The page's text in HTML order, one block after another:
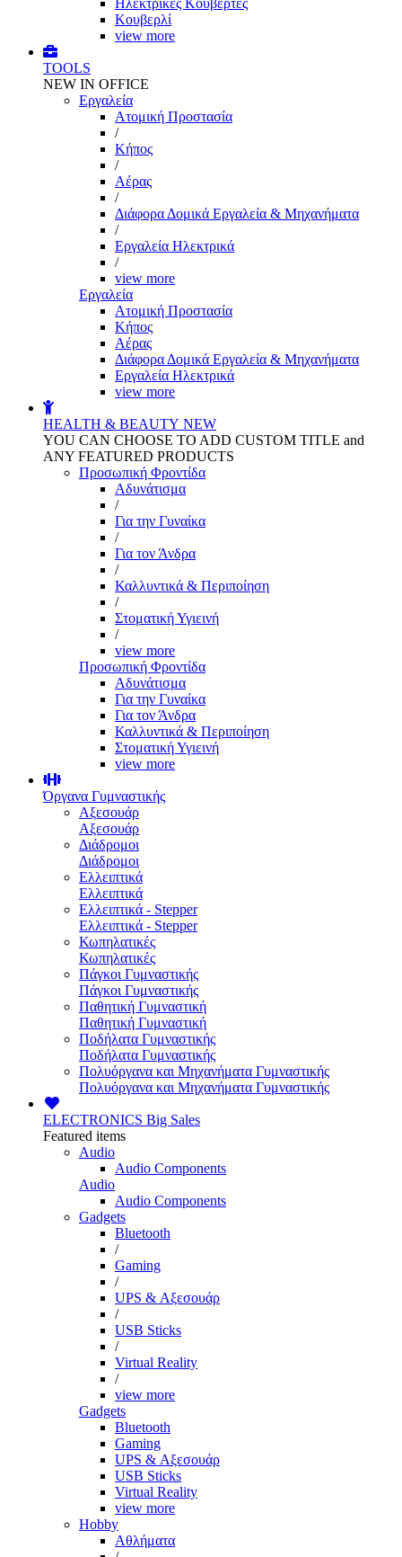
Ηλεκτρικές Κουβέρτες
Κουβερλί
view more
TOOLS
NEW IN OFFICE
Εργαλεία
Aτομική Προστασία
/
Kήπος
/
Αέρας
/
Διάφορα Δομικά Εργαλεία & Μηχανήματα
/
Εργαλεία Ηλεκτρικά
/
view more
Εργαλεία
Aτομική Προστασία
Kήπος
Αέρας
Διάφορα Δομικά Εργαλεία & Μηχανήματα
Εργαλεία Ηλεκτρικά
view more
HEALTH & BEAUTY NEW
YOU CAN CHOOSE TO ADD CUSTOM TITLE and
ANY FEATURED PRODUCTS
Προσωπική Φροντίδα
Αδυνάτισμα
/
Για την Γυναίκα
/
Για τον Άνδρα
/
Καλλυντικά & Περιποίηση
/
Στοματική Υγιεινή
/
view more
Προσωπική Φροντίδα
Αδυνάτισμα
Για την Γυναίκα
Για τον Άνδρα
Καλλυντικά & Περιποίηση
Στοματική Υγιεινή
view more
Όργανα Γυμναστικής
Αξεσουάρ
Αξεσουάρ
Διάδρομοι
Διάδρομοι
Ελλειπτικά
Ελλειπτικά
Ελλειπτικά - Stepper
Ελλειπτικά - Stepper
Κωπηλατικές
Κωπηλατικές
Πάγκοι Γυμναστικής
Πάγκοι Γυμναστικής
Παθητική Γυμναστική
Παθητική Γυμναστική
Ποδήλατα Γυμναστικής
Ποδήλατα Γυμναστικής
Πολυόργανα και Μηχανήματα Γυμναστικής
Πολυόργανα και Μηχανήματα Γυμναστικής
ELECTRONICS Big Sales
Featured items
Audio
Audio Components
Audio
Audio Components
Gadgets
Bluetooth
/
Gaming
/
UPS & Αξεσουάρ
/
USB Sticks
/
Virtual Reality
/
view more
Gadgets
Bluetooth
Gaming
UPS & Αξεσουάρ
USB Sticks
Virtual Reality
view more
Hobby
Αθλήματα